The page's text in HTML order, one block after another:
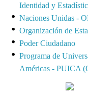
Identidad y
Naciones Unidas -
Organización de
Poder Ciudadano
Programa de
Américas - PUICA